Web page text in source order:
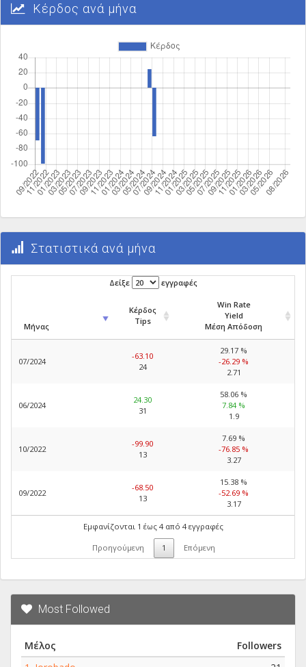
Κέρδος ανά μήνα
Στατιστικά ανά μήνα
Δείξε εγγραφές
Μήνας
Κέρδος
Tips
Win Rate
Yield
Μέση Απόδοση
07/2024
-63.10
24
29.17 %
-26.29 %
2.71
06/2024
24.30
31
58.06 %
7.84 %
1.9
10/2022
-99.90
13
7.69 %
-76.85 %
3.27
09/2022
-68.50
13
15.38 %
-52.69 %
3.17
Εμφανίζονται 1 έως 4 από 4 εγγραφές
Προηγούμενη 1 Επόμενη
Most Followed
Μέλος
Followers